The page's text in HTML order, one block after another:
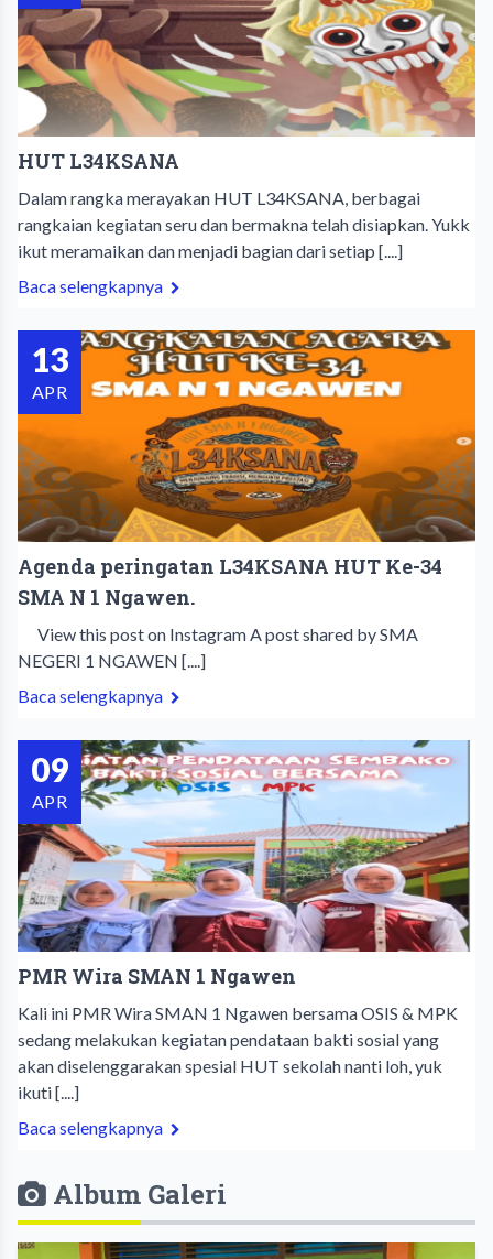
HUT L34KSANA
Dalam rangka merayakan HUT L34KSANA, berbagai
rangkaian kegiatan seru dan bermakna telah disiapkan. Yukk
ikut meramaikan dan menjadi bagian dari setiap [....]
Baca selengkapnya
13
APR
Agenda peringatan L34KSANA HUT Ke-34
SMA N 1 Ngawen.
View this post on Instagram A post shared by SMA
NEGERI 1 NGAWEN [....]
Baca selengkapnya
09
APR
PMR Wira SMAN 1 Ngawen
​Kali ini PMR Wira SMAN 1 Ngawen bersama OSIS & MPK
sedang melakukan kegiatan pendataan bakti sosial yang
akan diselenggarakan spesial HUT sekolah nanti loh, yuk
ikuti [....]
Baca selengkapnya
Album Galeri